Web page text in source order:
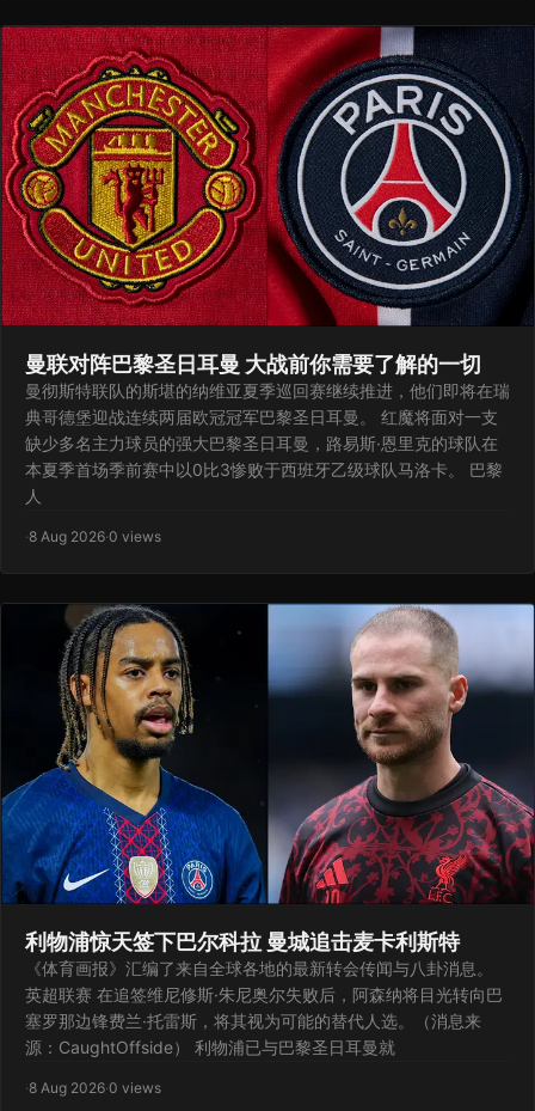
曼联对阵巴黎圣日耳曼 大战前你需要了解的一切
曼彻斯特联队的斯堪的纳维亚夏季巡回赛继续推进，他们即将在瑞
典哥德堡迎战连续两届欧冠冠军巴黎圣日耳曼。 红魔将面对一支
缺少多名主力球员的强大巴黎圣日耳曼，路易斯·恩里克的球队在
本夏季首场季前赛中以0比3惨败于西班牙乙级球队马洛卡。 巴黎
人
·8 Aug 2026·0 views
利物浦惊天签下巴尔科拉 曼城追击麦卡利斯特
《体育画报》汇编了来自全球各地的最新转会传闻与八卦消息。
英超联赛 在追签维尼修斯·朱尼奥尔失败后，阿森纳将目光转向巴
塞罗那边锋费兰·托雷斯，将其视为可能的替代人选。（消息来
源：CaughtOffside） 利物浦已与巴黎圣日耳曼就
·8 Aug 2026·0 views